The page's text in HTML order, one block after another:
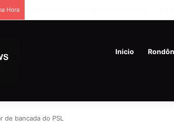
Hora
Inicio
de bancada do PSL